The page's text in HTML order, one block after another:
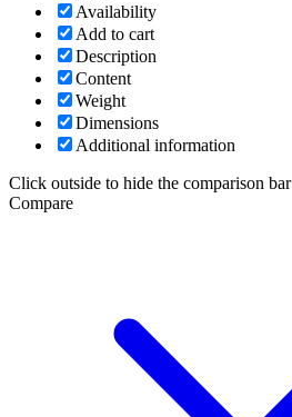
Availability
Add to cart
Description
Content
Weight
Dimensions
Additional information
Click outside to hide the comparison bar
Compare